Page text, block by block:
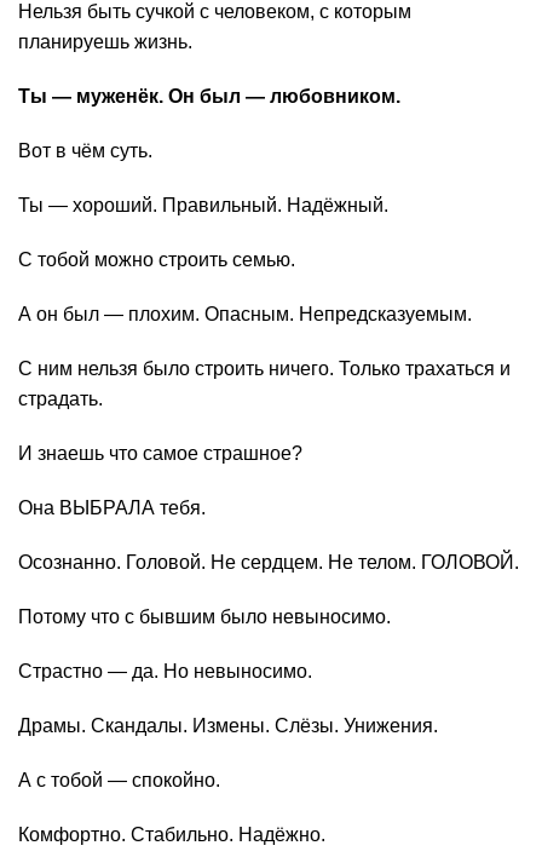
Нельзя быть сучкой с человеком, с которым
планируешь жизнь.
Ты — муженёк. Он был — любовником.
Вот в чём суть.
Ты — хороший. Правильный. Надёжный.
С тобой можно строить семью.
А он был — плохим. Опасным. Непредсказуемым.
С ним нельзя было строить ничего. Только трахаться и
страдать.
И знаешь что самое страшное?
Она ВЫБРАЛА тебя.
Осознанно. Головой. Не сердцем. Не телом. ГОЛОВОЙ.
Потому что с бывшим было невыносимо.
Страстно — да. Но невыносимо.
Драмы. Скандалы. Измены. Слёзы. Унижения.
А с тобой — спокойно.
Комфортно. Стабильно. Надёжно.